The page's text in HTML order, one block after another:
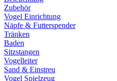
Zubehör
Vogel Einrichtung
Näpfe & Futterspender
Tränken
Baden
Sitzstangen
Vogelleiter
Sand & Einstreu
Vogel Spielzeug